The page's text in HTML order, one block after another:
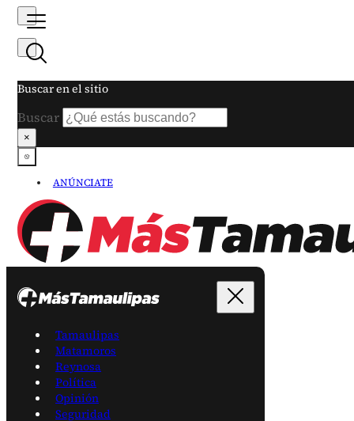
Buscar en el sitio
Buscar
×
ANÚNCIATE
Tamaulipas
Matamoros
Reynosa
Política
Opinión
Seguridad